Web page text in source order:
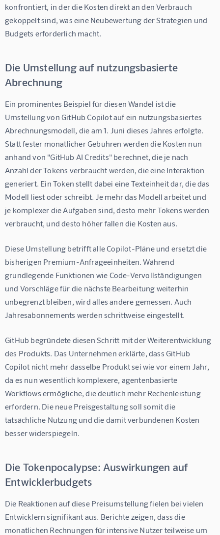
konfrontiert, in der die Kosten direkt an den Verbrauch
gekoppelt sind, was eine Neubewertung der Strategien und
Budgets erforderlich macht.
Die Umstellung auf nutzungsbasierte
Abrechnung
Ein prominentes Beispiel für diesen Wandel ist die
Umstellung von GitHub Copilot auf ein nutzungsbasiertes
Abrechnungsmodell, die am 1. Juni dieses Jahres erfolgte.
Statt fester monatlicher Gebühren werden die Kosten nun
anhand von "GitHub AI Credits" berechnet, die je nach
Anzahl der Tokens verbraucht werden, die eine Interaktion
generiert. Ein Token stellt dabei eine Texteinheit dar, die das
Modell liest oder schreibt. Je mehr das Modell arbeitet und
je komplexer die Aufgaben sind, desto mehr Tokens werden
verbraucht, und desto höher fallen die Kosten aus.
Diese Umstellung betrifft alle Copilot-Pläne und ersetzt die
bisherigen Premium-Anfrageeinheiten. Während
grundlegende Funktionen wie Code-Vervollständigungen
und Vorschläge für die nächste Bearbeitung weiterhin
unbegrenzt bleiben, wird alles andere gemessen. Auch
Jahresabonnements werden schrittweise eingestellt.
GitHub begründete diesen Schritt mit der Weiterentwicklung
des Produkts. Das Unternehmen erklärte, dass GitHub
Copilot nicht mehr dasselbe Produkt sei wie vor einem Jahr,
da es nun wesentlich komplexere, agentenbasierte
Workflows ermögliche, die deutlich mehr Rechenleistung
erfordern. Die neue Preisgestaltung soll somit die
tatsächliche Nutzung und die damit verbundenen Kosten
besser widerspiegeln.
Die Tokenpocalypse: Auswirkungen auf
Entwicklerbudgets
Die Reaktionen auf diese Preisumstellung fielen bei vielen
Entwicklern signifikant aus. Berichte zeigen, dass die
monatlichen Rechnungen für intensive Nutzer teilweise um